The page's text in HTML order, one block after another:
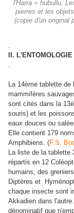
l'Harra = hubullu,
pierres et les
(copie d'un original
.
II.
.
La 14ème tablette
mammifères
sont cités dans la
souris) et les
eaux douces ou
Elle contient 179
Amphibiens. (F.S.
La liste de la
répartis en 12
humains, des
Diptères et
chaque insecte sont
Akkadien dans
dénominatif que